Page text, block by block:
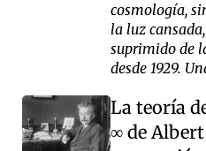
cosmología,
la luz
suprimido de
desde 1929.
La teoría
∞ de